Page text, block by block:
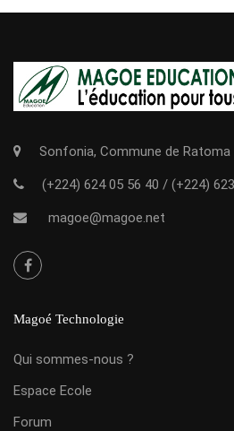
Sonfonia, Commune de Ratoma
(+224) 624 05 56 40 / (+224)
magoe@magoe.net
Magoé Technologie
Qui sommes-nous ?
Espace Ecole
Forum